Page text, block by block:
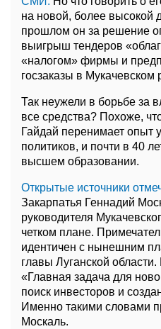
на новой, более высокой
прошлом он за решение
выигрыш тендеров
«налогом» фирмы и
госзаказы в Мукачевском
Так неужели в борьбе за
все средства? Похоже,
Гайдай перенимает опыт
политиков, и почти в 40
высшем образовании.
Открытые источники
Закарпатья Геннадий
руководителя
четком плане.
идентичен с нынешним
главы Луганской
«Главная задача для
поиск инвесторов и
Именно такими словами
Москаль.